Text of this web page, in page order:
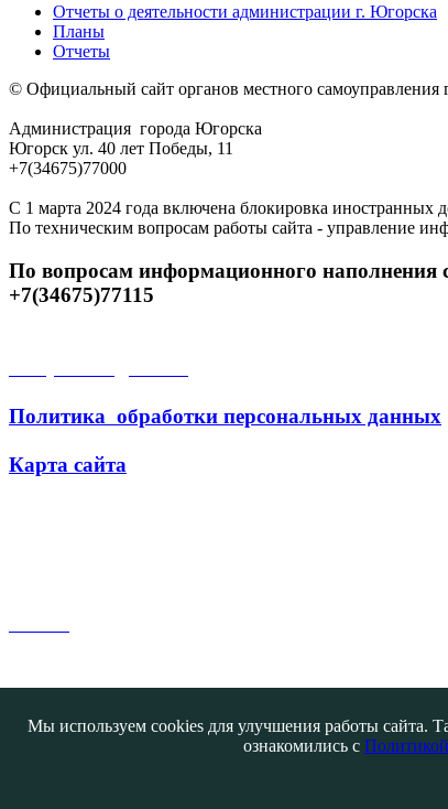
Отчеты о деятельности администрации г. Югорска
Планы
Отчеты
© Официальный сайт органов местного самоуправления
Администрация города Югорска
Югорск ул. 40 лет Победы, 11
+7(34675)77000
С 1 марта 2024 года включена блокировка
По техническим вопросам работы сайта - управление
По вопросам информационного наполнения
+7(34675)77115
Политика обработки персональных данных
Карта сайта
Мы используем cookies для улучшения работы сайта.
ознакомились с